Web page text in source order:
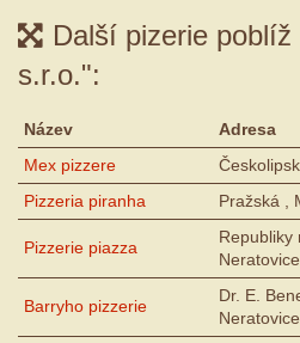
Další pizerie
s.r.o.":
Název Adresa
Mex pizzere
Pizzeria piranha
Pražská ,
Pizzerie piazza
Republiky
Neratovice
Barryho pizzerie
Dr. E.
Neratovice